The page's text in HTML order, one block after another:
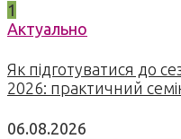
1
Актуально
Як підготуватися до
2026: практичний
06.08.2026